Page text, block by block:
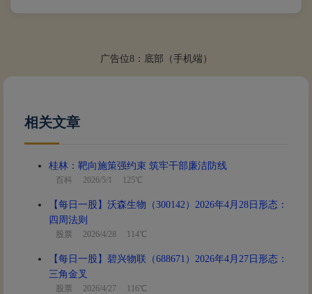
广告位8：底部（手机端）
相关文章
桂林：靶向施策强约束 筑牢干部廉洁防线
百科 2026/5/1 125℃
【每日一股】沃森生物（300142）2026年4月28日形态：
四周法则
股票 2026/4/28 114℃
【每日一股】碧兴物联（688671）2026年4月27日形态：
三角金叉
股票 2026/4/27 116℃